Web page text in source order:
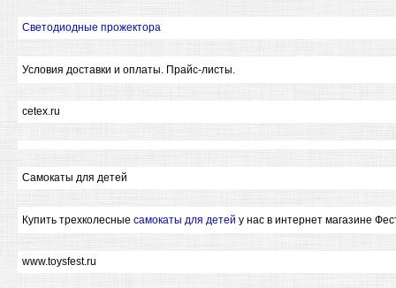
Светодиодные прожектора
Условия доставки и оплаты. Прайс-листы.
cetex.ru
Самокаты для детей
Купить трехколесные самокаты для детей у нас в интернет магазине
www.toysfest.ru